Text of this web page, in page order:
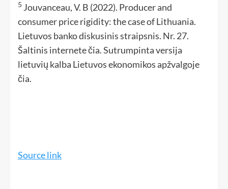
5 Jouvanceau, V. B (2022). Producer and
consumer price rigidity: the case of Lithuania.
Lietuvos banko diskusinis straipsnis. Nr. 27.
Šaltinis internete čia. Sutrumpinta versija
lietuvių kalba Lietuvos ekonomikos apžvalgoje
čia.
Source link